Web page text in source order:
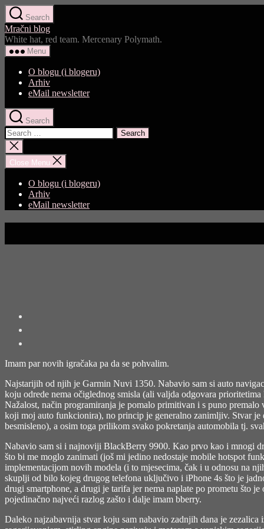
Skip
to
the
content
Search
Mračni blog
White hat, red team. Mercenary Polymath.
Menu
O blogu (i blogeru)
Arhiv
eMail newsletter
Search
Search
for:
Close
search
Close Menu
O blogu (i blogeru)
Arhiv
eMail newsletter
Imam par novih igračaka pa da se pohvalim.
Najstarijih od njih je Garmin Nuvi 1350. Nabavio sam si auto
koju odrede nema očiglednog smisla (ali valjda odgovara
Nažalost, način programiranja je pomalo primitivan i s puno
koji moj auto funkcionira), no princip je generalno zanimljiv. Stvar
besmisleno), a osim toga prilikom svako pokretanja automobila tj.
Nabavio sam si i najnoviji BlackBerry 9900. Kao prvo kao i mnogi
što bi me moglo zanimati (još mi jedino nedostaje mobile hotspot
implementacijom novih modela (i to mjesecima, čak i u odnosu na
skuplji od bilo kojeg drugog telefona uključivo i iPhone 4s što je
drugi smartphone, a drugi je tarifa jer nema naplate po prometu što
pojedinačno najveći razlog zašto i dalje imam bberry.
Daleko najzabavnija stvar koju sam nabavio zadnjih dana je zezalica